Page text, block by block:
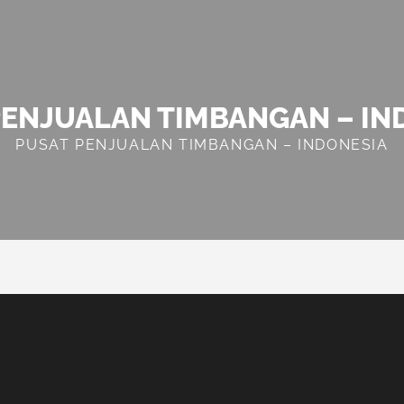
TIMBANGAN –
PUSAT PENJUALAN TIMBANGAN – INDONESIA